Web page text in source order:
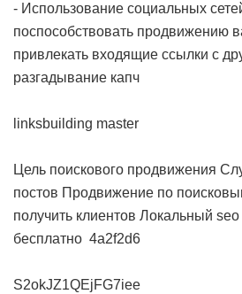
- Использование социальных
поспособствовать продвижению
привлекать входящие ссылки с
разгадывание капч
linksbuilding master
Цель поискового продвижения
постов Продвижение по
получить клиентов Локальный seo
бесплатно 4a2f2d6
S2okJZ1QEjFG7iee